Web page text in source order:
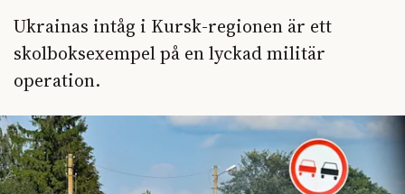
Ukrainas intåg i Kursk-regionen är ett
skolboksexempel på en lyckad militär
operation.